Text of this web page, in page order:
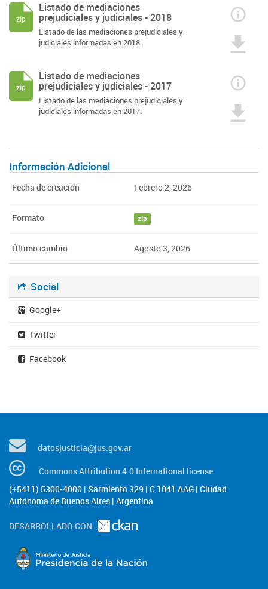
Listado de mediaciones
prejudiciales y judiciales - 2018
Listado de las mediaciones prejudiciales y
judiciales informadas en 2018.
zip
Listado de mediaciones
prejudiciales y judiciales - 2017
Listado de las mediaciones prejudiciales y
judiciales informadas en 2017.
zip
Información Adicional
Fecha de creación Febrero 2, 2026
Formato zip
Último cambio Agosto 3, 2026
Social
Google+
Twitter
Facebook
datosjusticia@jus.gov.ar
Commons Attribution 4.0 International license
(+5411) 5300-4000 | Sarmiento 329 | C 1041 AAG | Ciudad
Autónoma de Buenos Aires | Argentina
DESARROLLADO CON